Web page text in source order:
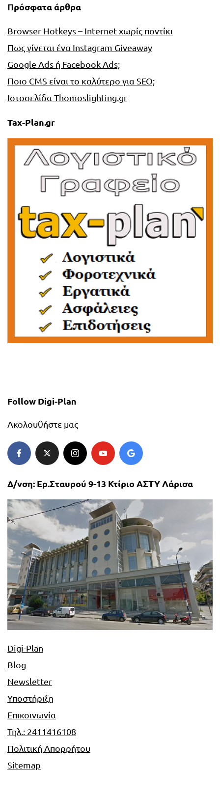
Πρόσφατα άρθρα
Browser Hotkeys – Internet χωρίς ποντίκι
Πως γίνεται ένα Instagram Giveaway
Google Ads ή Facebook Ads;
Ποιο CMS είναι το καλύτερο για SEO;
Ιστοσελίδα Thomoslighting.gr
Tax-Plan.gr
Follow Digi-Plan
Ακολουθήστε μας
Δ/νση: Ερ.Σταυρού 9-13 Κτίριο ΑΣΤΥ Λάρισα
Digi-Plan
Blog
Newsletter
Υποστήριξη
Επικοινωνία
Τηλ.: 2411416108
Πολιτική Απορρήτου
Sitemap